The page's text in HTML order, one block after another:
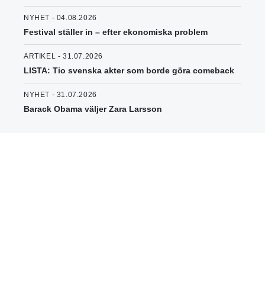
NYHET - 04.08.2026
Festival ställer in – efter ekonomiska problem
ARTIKEL - 31.07.2026
LISTA: Tio svenska akter som borde göra comeback
NYHET - 31.07.2026
Barack Obama väljer Zara Larsson